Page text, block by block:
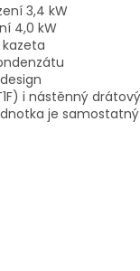
3,4 kW
4,0 kW
i nástěnný
je